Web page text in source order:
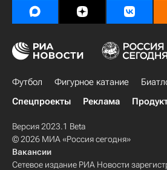
Футбол Фигурное катание
Спецпроекты
Реклама
Версия 2023.1 Beta
© 2026 МИА «Россия сегодня»
Вакансии
Сетевое издание РИА Новости